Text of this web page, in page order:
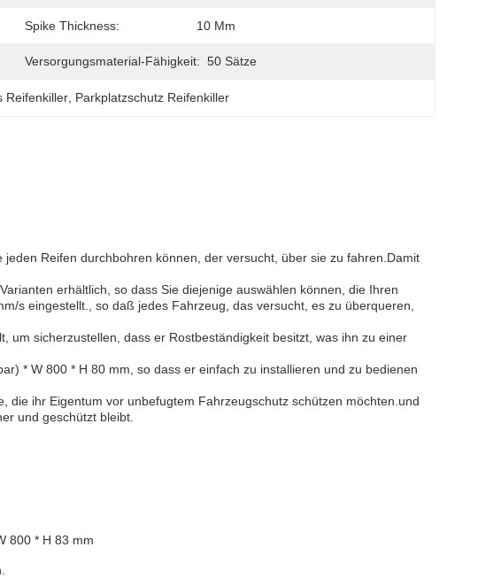
Spike Thickness: 10 Mm
Versorgungsmaterial-Fähigkeit: 50 Sätze
Reifenkiller Parkplatzschutz Reifenkiller
Reifen durchbohren können, der versucht, über sie zu fahren.Damit
erhältlich, so dass Sie diejenige auswählen können, die Ihren
s eingestellt., so daß jedes Fahrzeug, das versucht, es zu überqueren,
um sicherzustellen, dass er Rostbeständigkeit besitzt, was ihn zu einer
* W 800 * H 80 mm, so dass er einfach zu installieren und zu bedienen
ihr Eigentum vor unbefugtem Fahrzeugschutz schützen möchten.und
und geschützt bleibt.
800 * H 83 mm